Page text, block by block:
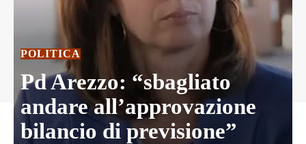
POLITICA
Pd Arezzo: “sbagliato
andare all’approvazione
bilancio di previsione”